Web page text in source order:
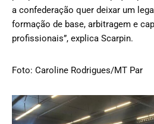
a confederação quer deixar um
formação de base, arbitragem e
profissionais”, explica Scarpin.
Foto: Caroline Rodrigues/MT Par